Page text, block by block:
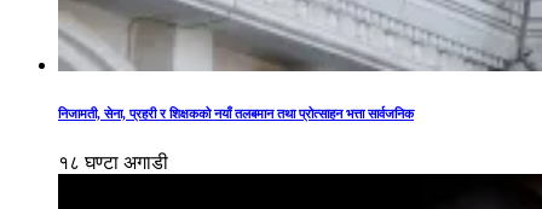
निजामती, सेना, प्रहरी र शिक्षकको नयाँ तलबमान तथा प्रोत्साहन भत्ता सार्वजनिक
१८ घण्टा अगाडी